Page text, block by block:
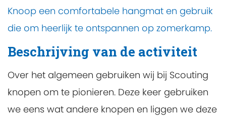
Knoop een comfortabele hangmat en gebruik
die om heerlijk te ontspannen op zomerkamp.
Beschrijving van de activiteit
Over het algemeen gebruiken wij bij Scouting
knopen om te pionieren. Deze keer gebruiken
we eens wat andere knopen en liggen we deze